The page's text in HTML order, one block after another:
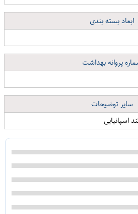
ابعاد بسته بندی
پروانه بهداشت
سایر توضیحات
اسپانیایی